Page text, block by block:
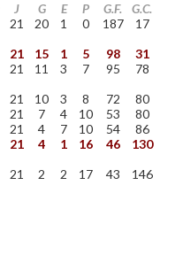
J G E P G.F.
G.C.
21 20 1 0 187
17
21 15 1 5 98
31
21 11 3 7 95
78
21 10 3 8 72
80
21 7 4 10 53
80
21 4 7 10 54
86
21 4 1 16 46
130
21 2 2 17 43 146